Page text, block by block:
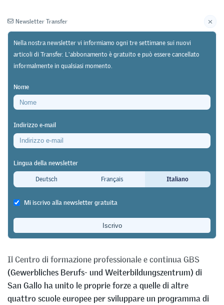
Newsletter Archivio
29/05/24
"vETskillinG" presso il Centro di formazione
Apprendimento al di là delle
frontiere per la transizione
energetica
Mike Gadient
Il Centro di formazione professionale e continua GBS
(Gewerbliches Berufs- und Weiterbildungszentrum) di
San Gallo ha unito le proprie forze a quelle di altre
quattro scuole europee per sviluppare un programma di
Newsletter Transfer
Nella nostra newsletter vi informiamo ogni tre settimane sui nuovi
articoli di Transfer. L'abbonamento è gratuito e può essere cancellato
informalmente in qualsiasi momento.
Nome
Indirizzo e-mail
Lingua della newsletter
Deutsch
Français Italiano
Mi iscrivo alla newsletter gratuita